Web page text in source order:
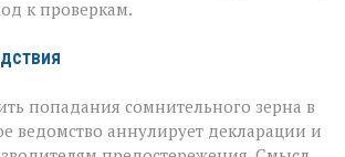
к проверкам.
попадания сомнительного зерна в
ведомство аннулирует декларации и